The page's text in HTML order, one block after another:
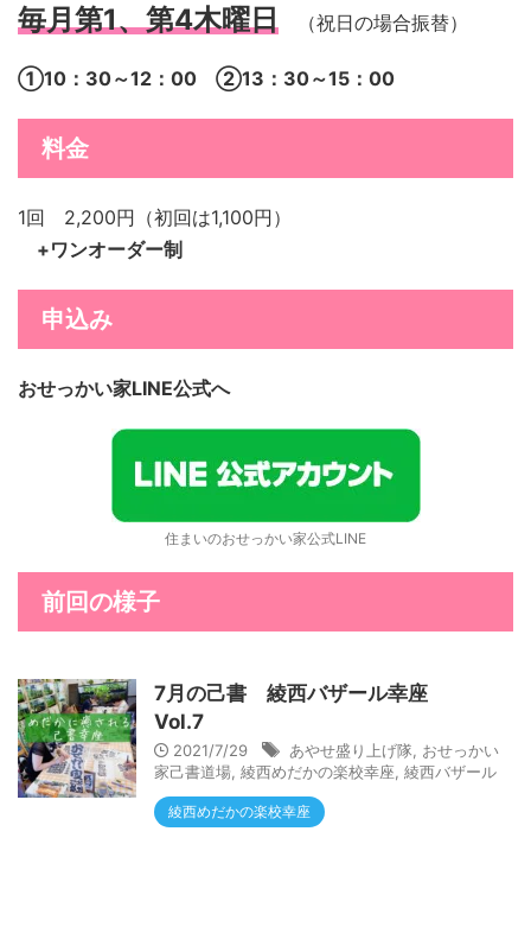
毎月第1、第4木曜日 （祝日の場合振替）
①10：30～12：00 ②13：30～15：00
料金
1回 2,200円（初回は1,100円）
+ワンオーダー制
申込み
おせっかい家LINE公式へ
住まいのおせっかい家公式LINE
前回の様子
7月の己書 綾西バザール幸座
Vol.7
2021/7/29 あやせ盛り上げ隊
おせっかい
家己書道場 綾西めだかの楽校幸座 綾西バザール
綾西めだかの楽校幸座